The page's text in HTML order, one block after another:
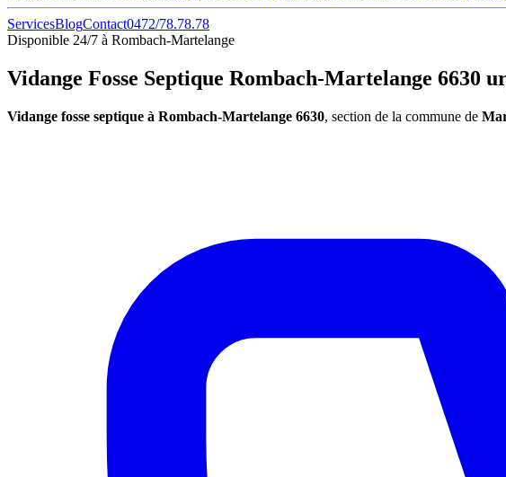
ServicesBlogContact0472/78.78.78
Disponible 24/7 à Rombach-Martelange
Vidange Fosse Septique Rombach-Martelange 6630
Vidange fosse septique à Rombach-Martelange 6630, section de la commune de